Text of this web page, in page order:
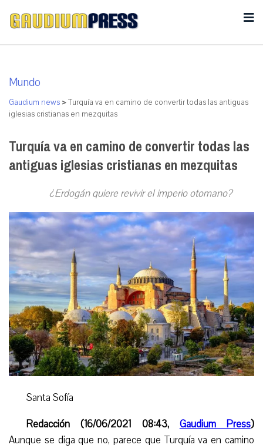
Mundo
Gaudium news >Turquía va en camino de convertir todas las antiguas
iglesias cristianas en mezquitas
Turquía va en camino de convertir todas las
antiguas iglesias cristianas en mezquitas
¿Erdogán quiere revivir el imperio otomano?
Santa Sofía
Redacción (16/06/2021 08:43, Gaudium Press)
Aunque se diga que no, parece que Turquía va en camino